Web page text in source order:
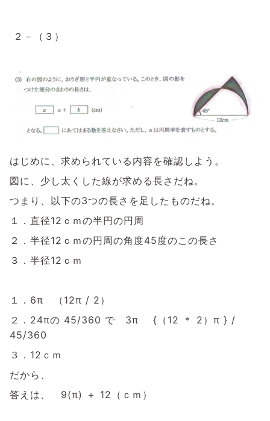
２－（３）
はじめに、求められている内容を確認しよう。
図に、少し太くした線が求める長さだね。
つまり、以下の3つの長さを足したものだね。
１．直径12ｃｍの半円の円周
２．半径12ｃｍの円周の角度45度のこの長さ
３．半径12ｃｍ
１．6π （12π / 2）
２．24πの 45/360 で 3π {（12 ＊ 2）π } /
45/360
３．12ｃｍ
だから、
答えは、 9(π) ＋ 12（ｃｍ）